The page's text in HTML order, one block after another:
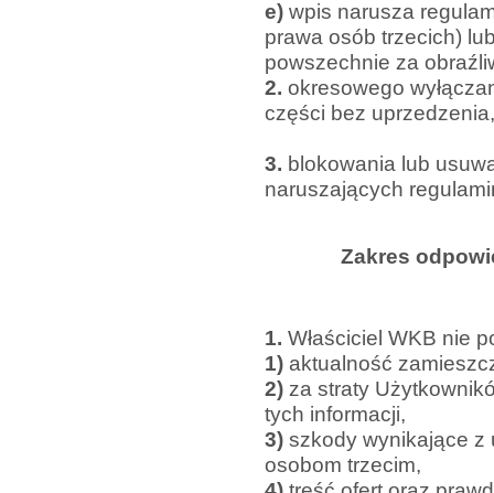
e) wpis narusza
prawa osób trzecich)
powszechnie za
2. okresowego
części bez uprzedzenia,
3. blokowania lub
naruszających
Zakres
1. Właściciel WKB nie
1) aktualność
2) za straty
tych informacji,
3) szkody wynikające z
osobom trzecim,